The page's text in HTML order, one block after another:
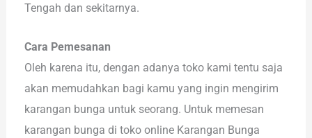
Tengah dan sekitarnya.
Cara Pemesanan
Oleh karena itu, dengan adanya toko kami tentu saja
akan memudahkan bagi kamu yang ingin mengirim
karangan bunga untuk seorang. Untuk memesan
karangan bunga di toko online Karangan Bunga